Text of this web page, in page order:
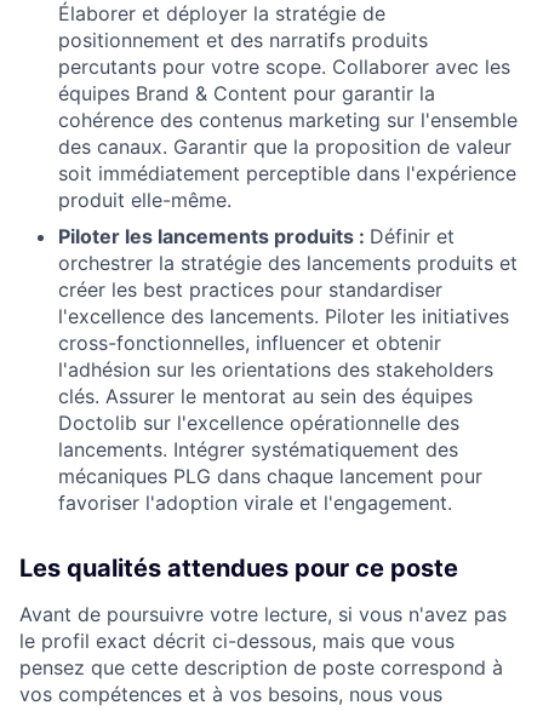
Élaborer et déployer la stratégie de
positionnement et des narratifs produits
percutants pour votre scope. Collaborer avec les
équipes Brand & Content pour garantir la
cohérence des contenus marketing sur l'ensemble
des canaux. Garantir que la proposition de valeur
soit immédiatement perceptible dans l'expérience
produit elle-même.
Piloter les lancements produits : Définir et
orchestrer la stratégie des lancements produits et
créer les best practices pour standardiser
l'excellence des lancements. Piloter les initiatives
cross-fonctionnelles, influencer et obtenir
l'adhésion sur les orientations des stakeholders
clés. Assurer le mentorat au sein des équipes
Doctolib sur l'excellence opérationnelle des
lancements. Intégrer systématiquement des
mécaniques PLG dans chaque lancement pour
favoriser l'adoption virale et l'engagement.
Les qualités attendues pour ce poste
Avant de poursuivre votre lecture, si vous n'avez pas
le profil exact décrit ci-dessous, mais que vous
pensez que cette description de poste correspond à
vos compétences et à vos besoins, nous vous